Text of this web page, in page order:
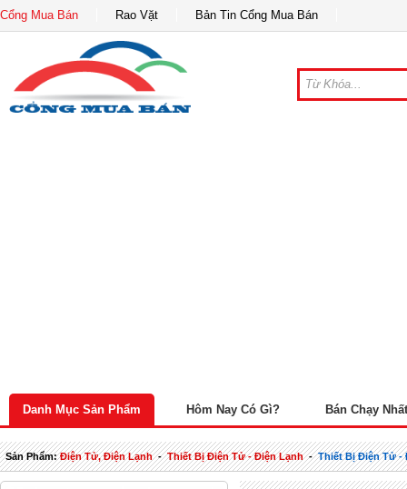
Cổng Mua Bán Rao Vặt Bản Tin Cổng Mua Bán
Danh Mục Sản Phẩm Hôm Nay Có Gì? Bán Chạy Nhất
Sản Phẩm:Điện Tử, Điện Lạnh-Thiết Bị Điện Tử - Điện Lạnh-Thiết Bị Điện Tử -